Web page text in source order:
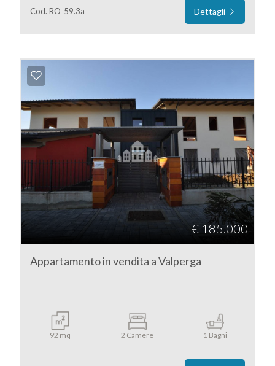
Cod. RO_59.3a Dettagli
€ 185.000
Appartamento in vendita a Valperga
92 mq 2 Camere 1 Bagni
Giardino
Balcone/Terrazzo
Ascensore
Arredato
Nuova costruzione